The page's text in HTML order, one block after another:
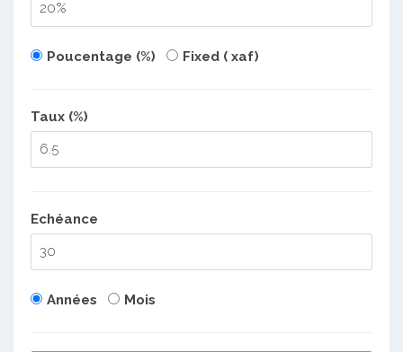
Poucentage (%) Fixed ( xaf)
Taux (%)
Echéance
Années Mois